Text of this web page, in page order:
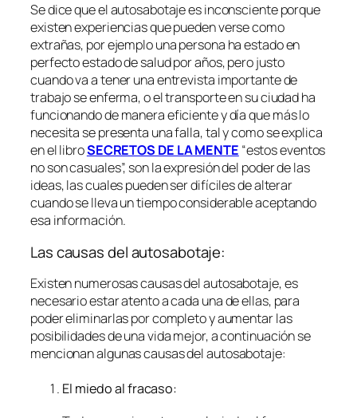
Se dice que el autosabotaje es inconsciente porque
existen experiencias que pueden verse como
extrañas, por ejemplo una persona ha estado en
perfecto estado de salud por años, pero justo
cuando va a tener una entrevista importante de
trabajo se enferma, o el transporte en su ciudad ha
funcionando de manera eficiente y día que más lo
necesita se presenta una falla, tal y como se explica
en el libroSECRETOS DE LA MENTE “estos eventos
no son casuales”, son la expresión del poder de las
ideas, las cuales pueden ser difíciles de alterar
cuando se lleva un tiempo considerable aceptando
esa información.
Las causas del autosabotaje:
Existen numerosas causas del autosabotaje, es
necesario estar atento a cada una de ellas, para
poder eliminarlas por completo y aumentar las
posibilidades de una vida mejor, a continuación se
mencionan algunas causas del autosabotaje:
El miedo al fracaso: